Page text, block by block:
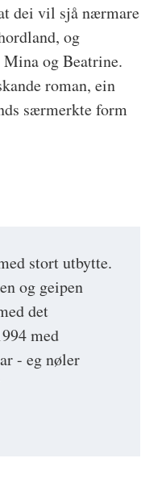
stort utbytte.
og geipen
det
med
- eg nøler
dei vil sjå nærmare
og
og Beatrine.
roman, ein
særmerkte form